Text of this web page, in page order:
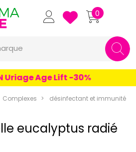
Pharmaforce Grande
0
Uriage Age Lift -30%
Complexes désinfectant et immunité
eucalyptus radié